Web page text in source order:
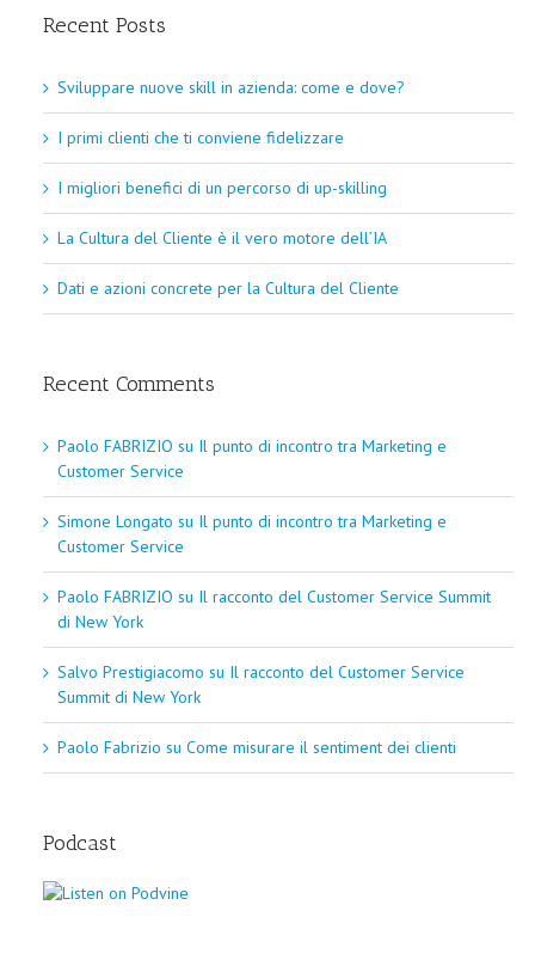
Recent Posts
Sviluppare nuove skill in azienda: come e dove?
I primi clienti che ti conviene fidelizzare
I migliori benefici di un percorso di up-skilling
La Cultura del Cliente è il vero motore dell’IA
Dati e azioni concrete per la Cultura del Cliente
Recent Comments
Paolo FABRIZIO su Il punto di incontro tra Marketing e
Customer Service
Simone Longato su Il punto di incontro tra Marketing e
Customer Service
Paolo FABRIZIO su Il racconto del Customer Service Summit
di New York
Salvo Prestigiacomo su Il racconto del Customer Service
Summit di New York
Paolo Fabrizio su Come misurare il sentiment dei clienti
Podcast